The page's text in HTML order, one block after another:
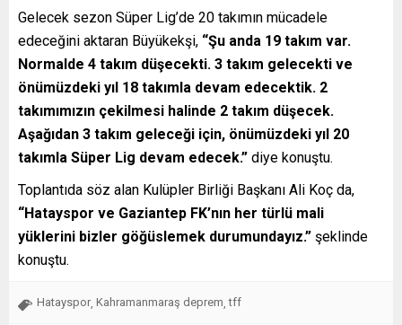
Gelecek sezon Süper Lig’de 20 takımın mücadele
edeceğini aktaran Büyükekşi, ​ “Şu anda 19 takım var.
Normalde 4 takım düşecekti. 3 takım gelecekti ve
önümüzdeki yıl 18 takımla devam edecektik. 2
takımımızın çekilmesi halinde 2 takım düşecek.
Aşağıdan 3 takım geleceği için, önümüzdeki yıl 20
takımla Süper Lig devam edecek.” diye konuştu.
Toplantıda söz alan Kulüpler Birliği Başkanı Ali Koç da,
“Hatayspor ve Gaziantep FK’nın her türlü mali
yüklerini bizler göğüslemek durumundayız.” şeklinde
konuştu.
Hatayspor Kahramanmaraş deprem ,tff